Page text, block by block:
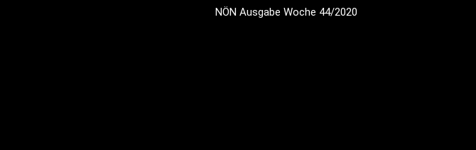
NÖN Ausgabe Woche 44/2020